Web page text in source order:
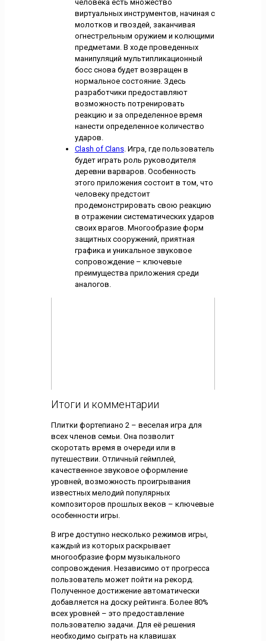
человека есть множество
виртуальных инструментов, начиная с
молотков и гвоздей, заканчивая
огнестрельным оружием и колющими
предметами. В ходе проведенных
манипуляций мультипликационный
босс снова будет возвращен в
нормальное состояние. Здесь
разработчики предоставляют
возможность потренировать
реакцию и за определенное время
нанести определенное количество
ударов.
Clash of Clans. Игра, где пользователь
будет играть роль руководителя
деревни варваров. Особенность
этого приложения состоит в том, что
человеку предстоит
продемонстрировать свою реакцию
в отражении систематических ударов
своих врагов. Многообразие форм
защитных сооружений, приятная
графика и уникальное звуковое
сопровождение – ключевые
преимущества приложения среди
аналогов.
Итоги и комментарии
Плитки фортепиано 2 – веселая игра для
всех членов семьи. Она позволит
скоротать время в очереди или в
путешествии. Отличный геймплей,
качественное звуковое оформление
уровней, возможность проигрывания
известных мелодий популярных
композиторов прошлых веков – ключевые
особенности игры.
В игре доступно несколько режимов игры,
каждый из которых раскрывает
многообразие форм музыкального
сопровождения. Независимо от прогресса
пользователь может пойти на рекорд.
Полученное достижение автоматически
добавляется на доску рейтинга. Более 80%
всех уровней – это предоставление
пользователю задачи. Для её решения
необходимо сыграть на клавишах